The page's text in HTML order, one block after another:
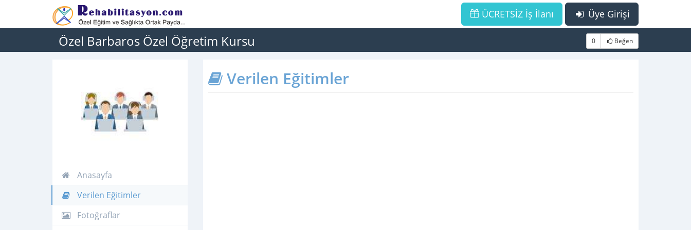
Üye Girişi
ÜCRETSİZ İş İlanı
Özel Barbaros Özel Öğretim Kursu 0 Beğen
Anasayfa
Verilen Eğitimler
Fotoğraflar
Verilen Eğitimler